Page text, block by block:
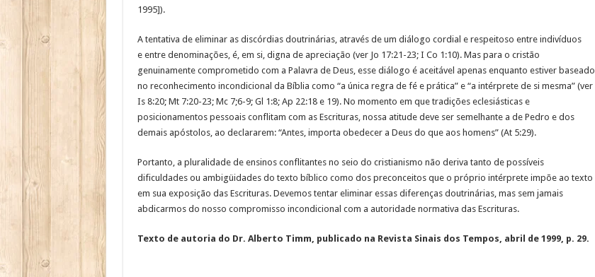
1995]).
A tentativa de eliminar as discórdias doutrinárias, através de um diálogo cordial e respeitoso entre indivíduos
e entre denominações, é, em si, digna de apreciação (ver Jo 17:21-23; I Co 1:10). Mas para o cristão
genuinamente comprometido com a Palavra de Deus, esse diálogo é aceitável apenas enquanto estiver baseado
no reconhecimento incondicional da Bíblia como “a única regra de fé e prática” e “a intérprete de si mesma” (ver
Is 8:20; Mt 7:20-23; Mc 7;6-9; Gl 1:8; Ap 22:18 e 19). No momento em que tradições eclesiásticas e
posicionamentos pessoais conflitam com as Escrituras, nossa atitude deve ser semelhante a de Pedro e dos
demais apóstolos, ao declararem: “Antes, importa obedecer a Deus do que aos homens” (At 5:29).
Portanto, a pluralidade de ensinos conflitantes no seio do cristianismo não deriva tanto de possíveis
dificuldades ou ambigüidades do texto bíblico como dos preconceitos que o próprio intérprete impõe ao texto
em sua exposição das Escrituras. Devemos tentar eliminar essas diferenças doutrinárias, mas sem jamais
abdicarmos do nosso compromisso incondicional com a autoridade normativa das Escrituras.
Texto de autoria do Dr. Alberto Timm, publicado na Revista Sinais dos Tempos, abril de 1999, p. 29.